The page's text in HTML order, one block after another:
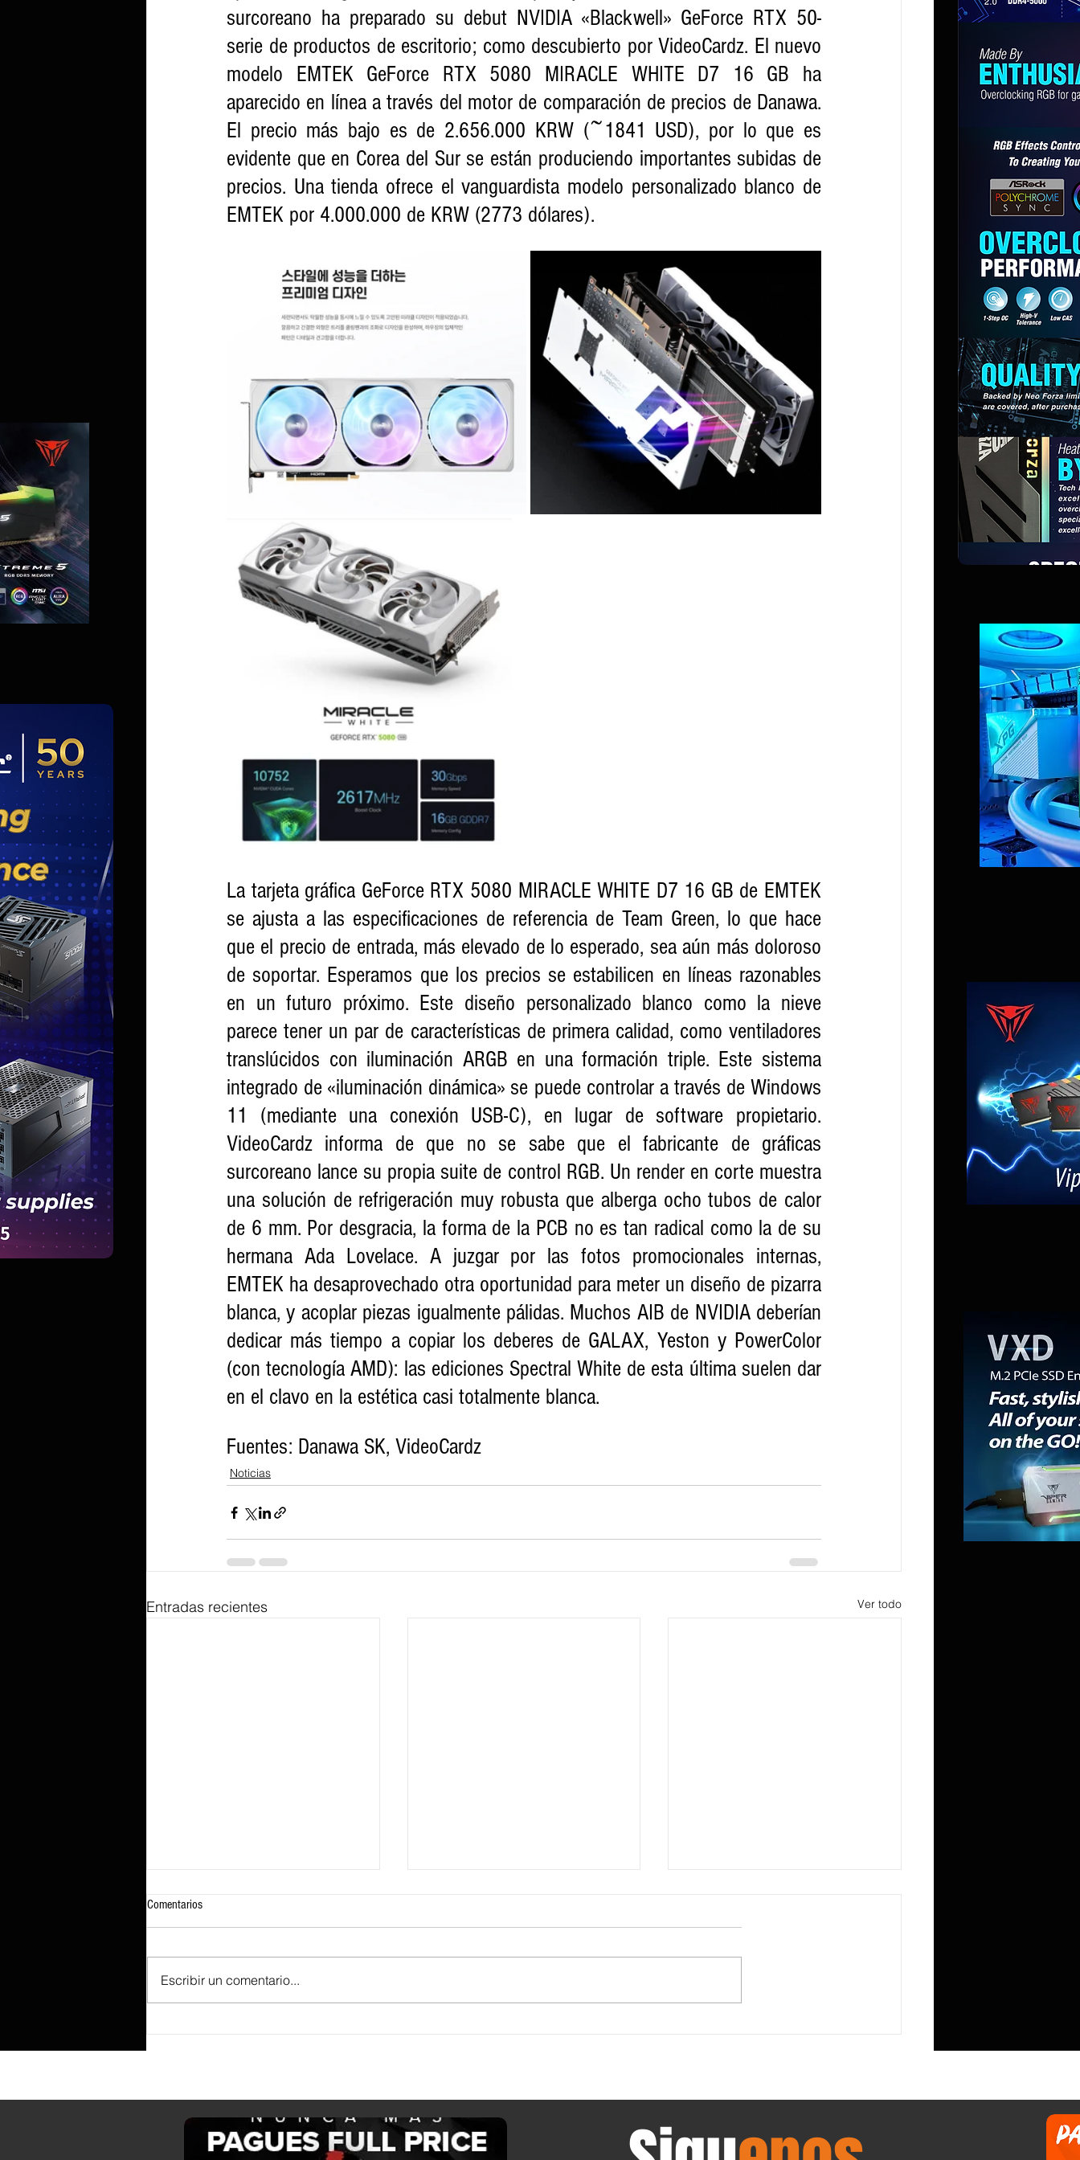
surcoreano ha preparado su debut NVIDIA «Blackwell» GeForce RTX 50-
serie de productos de escritorio; como descubierto por VideoCardz. El nuevo
modelo EMTEK GeForce RTX 5080 MIRACLE WHITE D7 16 GB ha
aparecido en línea a través del motor de comparación de precios de Danawa.
El precio más bajo es de 2.656.000 KRW (~1841 USD), por lo que es
evidente que en Corea del Sur se están produciendo importantes subidas de
precios. Una tienda ofrece el vanguardista modelo personalizado blanco de
EMTEK por 4.000.000 de KRW (2773 dólares).
La tarjeta gráfica GeForce RTX 5080 MIRACLE WHITE D7 16 GB de EMTEK
se ajusta a las especificaciones de referencia de Team Green, lo que hace
que el precio de entrada, más elevado de lo esperado, sea aún más doloroso
de soportar. Esperamos que los precios se estabilicen en líneas razonables
en un futuro próximo. Este diseño personalizado blanco como la nieve
parece tener un par de características de primera calidad, como ventiladores
translúcidos con iluminación ARGB en una formación triple. Este sistema
integrado de «iluminación dinámica» se puede controlar a través de Windows
11 (mediante una conexión USB-C), en lugar de software propietario.
VideoCardz informa de que no se sabe que el fabricante de gráficas
surcoreano lance su propia suite de control RGB. Un render en corte muestra
una solución de refrigeración muy robusta que alberga ocho tubos de calor
de 6 mm. Por desgracia, la forma de la PCB no es tan radical como la de su
hermana Ada Lovelace. A juzgar por las fotos promocionales internas,
EMTEK ha desaprovechado otra oportunidad para meter un diseño de pizarra
blanca, y acoplar piezas igualmente pálidas. Muchos AIB de NVIDIA deberían
dedicar más tiempo a copiar los deberes de GALAX, Yeston y PowerColor
(con tecnología AMD): las ediciones Spectral White de esta última suelen dar
en el clavo en la estética casi totalmente blanca.
Fuentes: Danawa SK, VideoCardz
Noticias
Entradas recientes Ver todo
Comentarios
Escribir un comentario...